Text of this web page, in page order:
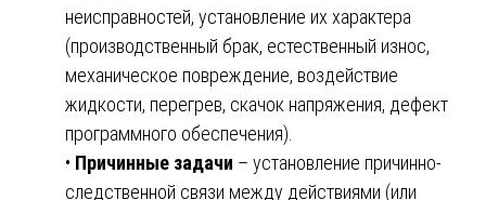
неисправностей, установление их характера
(производственный брак, естественный износ,
механическое повреждение, воздействие
жидкости, перегрев, скачок напряжения, дефект
программного обеспечения).
• Причинные задачи – установление причинно-
следственной связи между действиями (или